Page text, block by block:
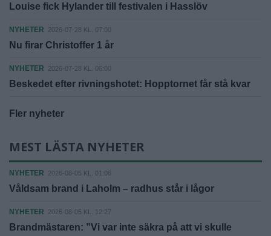
Louise fick Hylander till festivalen i Hasslöv
NYHETER 2026-07-28 KL. 07:00
Nu firar Christoffer 1 år
NYHETER 2026-07-28 KL. 06:00
Beskedet efter rivningshotet: Hopptornet får stå kvar
Fler nyheter
MEST LÄSTA NYHETER
NYHETER 2026-08-05 KL. 01:06
Våldsam brand i Laholm – radhus står i lågor
NYHETER 2026-08-05 KL. 12:27
Brandmästaren: ”Vi var inte säkra på att vi skulle